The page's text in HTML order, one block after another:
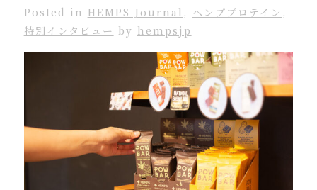
Posted in HEMPS Journal , ヘンププロテイン ,
特別インタビュー by hempsjp